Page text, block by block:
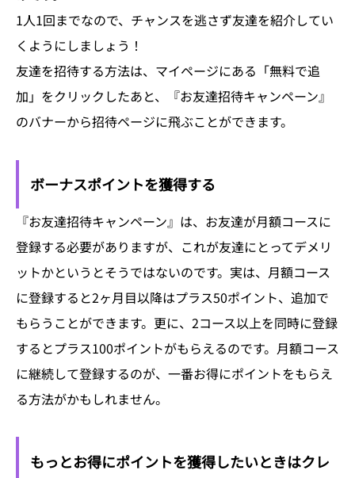
1人1回までなので、チャンスを逃さず友達を紹介してい
くようにしましょう！
友達を招待する方法は、マイページにある「無料で追
加」をクリックしたあと、『お友達招待キャンペーン』
のバナーから招待ページに飛ぶことができます。
ボーナスポイントを獲得する
『お友達招待キャンペーン』は、お友達が月額コースに
登録する必要がありますが、これが友達にとってデメリ
ットかというとそうではないのです。実は、月額コース
に登録すると2ヶ月目以降はプラス50ポイント、追加で
もらうことができます。更に、2コース以上を同時に登録
するとプラス100ポイントがもらえるのです。月額コース
に継続して登録するのが、一番お得にポイントをもらえ
る方法がかもしれません。
もっとお得にポイントを獲得したいときはクレ